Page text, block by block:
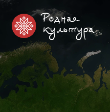
Родная
культура